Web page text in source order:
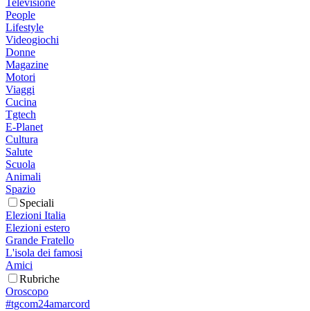
Televisione
People
Lifestyle
Videogiochi
Donne
Magazine
Motori
Viaggi
Cucina
Tgtech
E-Planet
Cultura
Salute
Scuola
Animali
Spazio
Speciali
Elezioni Italia
Elezioni estero
Grande Fratello
L'isola dei famosi
Amici
Rubriche
Oroscopo
#tgcom24amarcord